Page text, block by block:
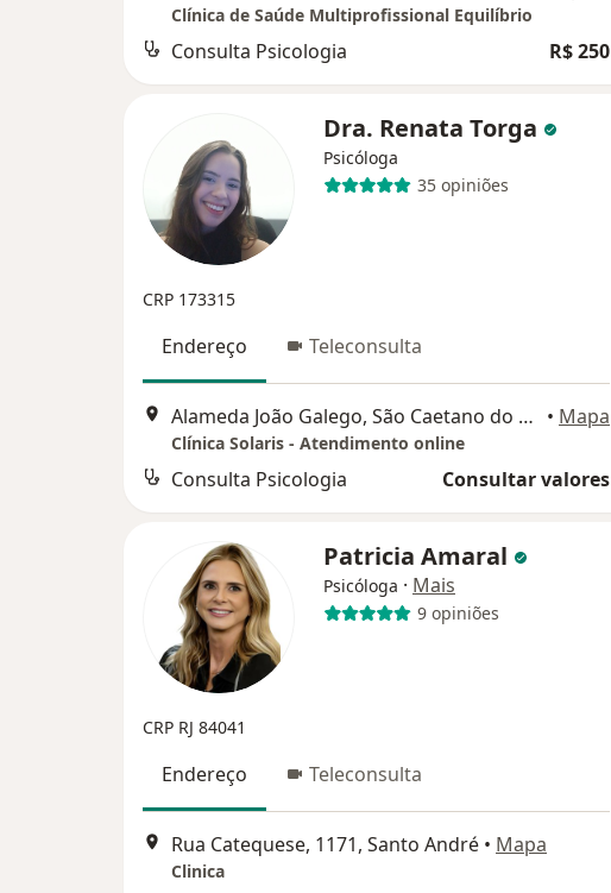
Clínica de Saúde Multiprofissional Equilíbrio
Consulta Psicologia R$ 250
Dra. Renata Torga
Psicóloga
35 opiniões
CRP 173315
Endereço Teleconsulta
Alameda João Galego, São Caetano do Sul • Mapa
Clínica Solaris - Atendimento online
Consulta Psicologia Consultar valores
Patricia Amaral
Psicóloga · Mais
9 opiniões
CRP RJ 84041
Endereço Teleconsulta
Rua Catequese, 1171, Santo André • Mapa
Clinica